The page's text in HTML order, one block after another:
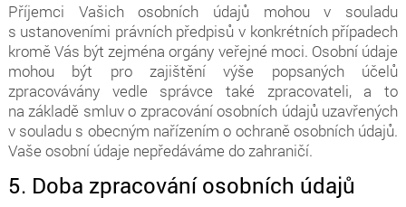
Příjemci Vašich osobních údajů mohou v souladu
s ustanoveními právních předpisů v konkrétních případech
kromě Vás být zejména orgány veřejné moci. Osobní údaje
mohou být pro zajištění výše popsaných účelů
zpracovávány vedle správce také zpracovateli, a to
na základě smluv o zpracování osobních údajů uzavřených
v souladu s obecným nařízením o ochraně osobních údajů.
Vaše osobní údaje nepředáváme do zahraničí.
5. Doba zpracování osobních údajů